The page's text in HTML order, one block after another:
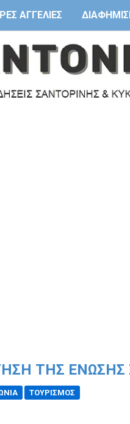
ΑΓΓΕΛΙΕΣ
ΤΗΣ
ΤΟΥΡΙΣΜΟΣ